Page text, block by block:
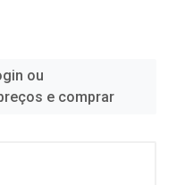
ou
e comprar